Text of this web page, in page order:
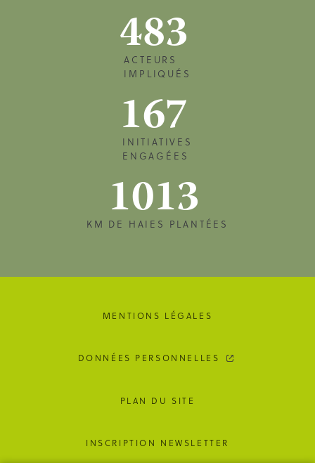
483
ACTEURS
IMPLIQUÉS
167
INITIATIVES
ENGAGÉES
1013
KM DE HAIES PLANTÉES
MENTIONS LÉGALES
DONNÉES PERSONNELLES
PLAN DU SITE
INSCRIPTION NEWSLETTER